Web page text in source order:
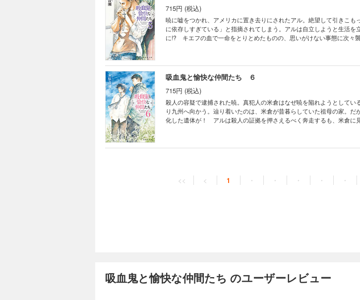
715円 (税込)
暁に嘘をつかれ、アメリカに置き去りにされたアル。絶望して引きこも
に依存しすぎている」と指摘されてしまう。アルは自立しようと生活
に!? キエフの血で一命をとりとめたものの、思いがけない事態に次
吸血鬼と愉快な仲間たち ６
715円 (税込)
殺人の容疑で逮捕された暁。真犯人の米倉はなぜ暁を陥れようとしてい
り九州へ向かう。辿り着いたのは、米倉が昔暮らしていた祖母の家。
化した遺体が！ アルは殺人の証拠を押さえるべく奔走するも、米倉に
<< < 1 ・ ・ ・ ・ ・
吸血鬼と愉快な仲間たち のユーザーレビュー